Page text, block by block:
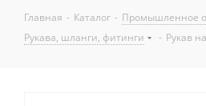
Главная - Каталог - Промышленное
Рукава, шланги, фитинги
- Рукав